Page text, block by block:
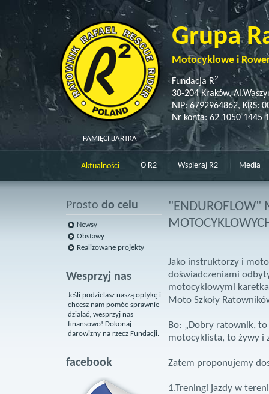
PAMIĘCI BARTKA
Grupa
Motocyklowe i
Fundacja R2
30-204 Kraków,
NIP: 6792964862, KRS:
Nr konta: 62 1050 1445
Aktualności O R2 Wspieraj R2 Media
Prosto do celu
Newsy
Obstawy
Realizowane projekty
Wesprzyj nas
Jeśli podzielasz naszą optykę i
chcesz nam pomóc sprawnie
działać, wesprzyj nas
finansowo! Dokonaj
darowizny na rzecz Fundacji.
facebook
"ENDUROFLOW"
Jako instruktorzy i
doświadczeniami
motocyklowymi
Moto Szkoły
Bo: „Dobry ratownik,
motocyklista, to żywy i
Zatem proponujemy
1.Treningi jazdy w